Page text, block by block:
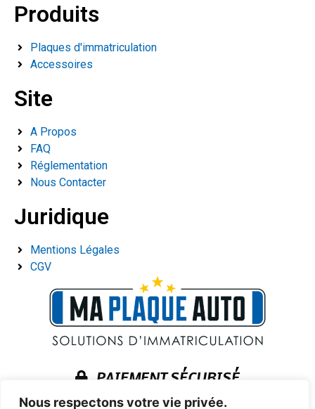
Nous respectons votre vie privée.
Produits
Plaques d'immatriculation
Accessoires
Site
A Propos
FAQ
Réglementation
Nous Contacter
Juridique
Mentions Légales
CGV
PAIEMENT SÉCURISÉ